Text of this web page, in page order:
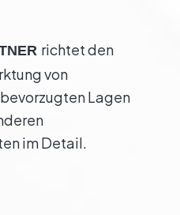
richtet den
von
Lagen
im Detail.